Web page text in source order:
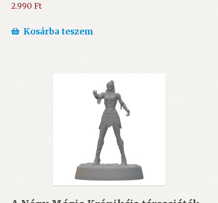
2.990 Ft
Kosárba teszem